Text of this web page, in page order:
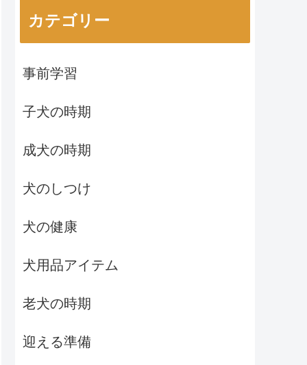
カテゴリー
事前学習
子犬の時期
成犬の時期
犬のしつけ
犬の健康
犬用品アイテム
老犬の時期
迎える準備